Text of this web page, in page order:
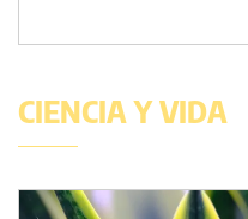
CIENCIA Y VIDA